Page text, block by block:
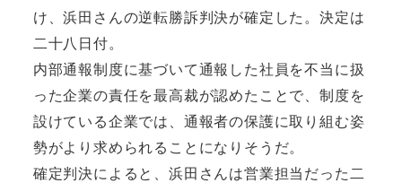
け、浜田さんの逆転勝訴判決が確定した。決定は
二十八日付。
内部通報制度に基づいて通報した社員を不当に扱
った企業の責任を最高裁が認めたことで、制度を
設けている企業では、通報者の保護に取り組む姿
勢がより求められることになりそうだ。
確定判決によると、浜田さんは営業担当だった二